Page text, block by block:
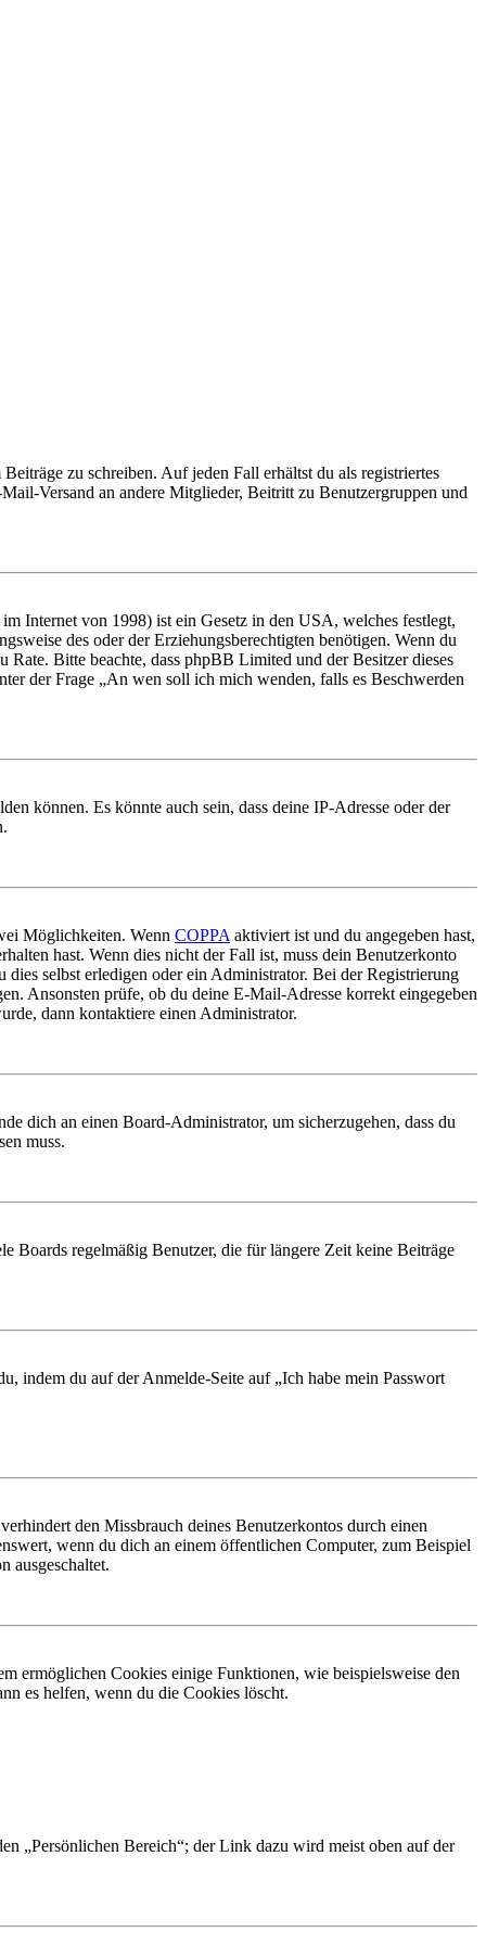
zu schreiben. Auf jeden Fall erhältst du als registriertes
Versand an andere Mitglieder, Beitritt zu Benutzergruppen und
Internet von 1998) ist ein Gesetz in den USA, welches festlegt,
des oder der Erziehungsberechtigten benötigen. Wenn du
Bitte beachte, dass phpBB Limited und der Besitzer dieses
der Frage „An wen soll ich mich wenden, falls es Beschwerden
können. Es könnte auch sein, dass deine IP-Adresse oder der
Möglichkeiten. Wenn COPPA aktiviert ist und du angegeben hast,
hast. Wenn dies nicht der Fall ist, muss dein Benutzerkonto
selbst erledigen oder ein Administrator. Bei der Registrierung
Ansonsten prüfe, ob du deine E-Mail-Adresse korrekt eingegeben
dann kontaktiere einen Administrator.
dich an einen Board-Administrator, um sicherzugehen, dass du
muss.
Boards regelmäßig Benutzer, die für längere Zeit keine Beiträge
indem du auf der Anmelde-Seite auf „Ich habe mein Passwort
den Missbrauch deines Benutzerkontos durch einen
wenn du dich an einem öffentlichen Computer, zum Beispiel
ausgeschaltet.
ermöglichen Cookies einige Funktionen, wie beispielsweise den
es helfen, wenn du die Cookies löscht.
„Persönlichen Bereich“; der Link dazu wird meist oben auf der